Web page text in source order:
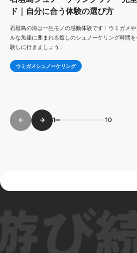
ド｜自分に合う体験の選び方
石垣島の海は一生モノの感動体験です！ウミガメや
ルな魚達に囲まれる癒しのシュノーケリング時間
験しに行きましょう！
ウミガメシュノーケリング
1 10